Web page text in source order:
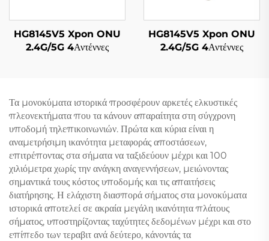
HG8145V5 Xpon ONU
2.4G/5G 4Αντέννες
HG8145V5 Xpon ONU
2.4G/5G 4Αντέννες
Τα μονοκύματα ιστορικά προσφέρουν αρκετές ελκυστικές
πλεονεκτήματα που τα κάνουν απαραίτητα στη σύγχρονη
υποδομή τηλεπικοινωνιών. Πρώτα και κύρια είναι η
αναμετρήσιμη ικανότητα μεταφοράς αποστάσεων,
επιτρέποντας στα σήματα να ταξιδεύουν μέχρι και 100
χιλιόμετρα χωρίς την ανάγκη αναγεννήσεων, μειώνοντας
σημαντικά τους κόστος υποδομής και τις απαιτήσεις
διατήρησης. Η ελάχιστη διασπορά σήματος στα μονοκύματα
ιστορικά αποτελεί σε ακραία μεγάλη ικανότητα πλάτους
σήματος, υποστηρίζοντας ταχύτητες δεδομένων μέχρι και στο
επίπεδο των τεραβιτ ανά δεύτερο, κάνοντάς τα